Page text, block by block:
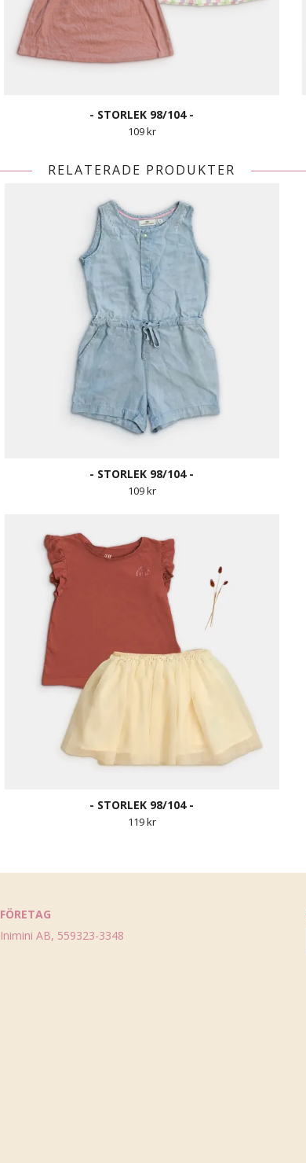
- STORLEK 98/104 -
109 kr
RELATERADE PRODUKTER
- STORLEK 98/104 -
109 kr
- STORLEK 98/104 -
119 kr
FÖRETAG
Inimini AB, 559323-3348